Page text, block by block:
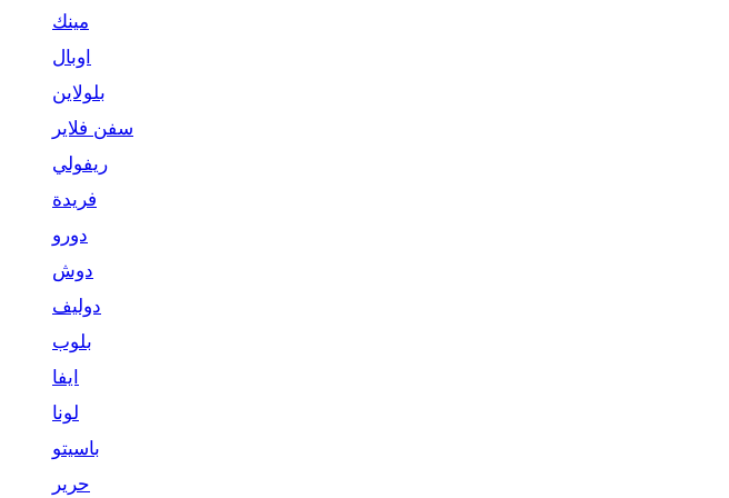
مينك
اوبال
بلولاين
سفن فلاير
ريفولي
فريدة
دورو
دوش
دوليف
بلوب
ايفا
لونا
باسيتو
حرير